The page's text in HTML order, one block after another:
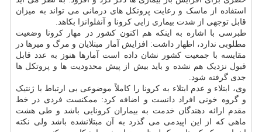
استفاده از ماسک و رعایت پروتکل های درمانی می تواند به میزان
قابل توجهی از شدت بیماری زایی کرونا و آنفلوانزا بکاهد.
طبرسی با اشاره به اینکه هم اکنون کشور در مهار کرونا وضعیت
مطلوبی ندارد، اظهار داشت: افزایش آمار مبتلایان و مرگ و میرها در
مقایسه با جمعیت کشور نشان داده است آمارها هنوز به عدد قابل
قبول نزدیک هم نشده و باید بیش از پیش محدودیت ها و پروتکل ها
جدی گرفته شود.
وی، ابتلاء و عدم ابتلاء به کرونا را کاملاً موضوعی بی ارتباط با ژنتیک
و گروه خونی افراد دانست و اضافه کرد: ممکنست فردی در خط
مقدم ارائه دهندگان خدمت به بیماران کرونایی باشد و طی هشت
ماهی که از این اپیدمی می گذرد به آن مبتلانشده باشد ولی نکته